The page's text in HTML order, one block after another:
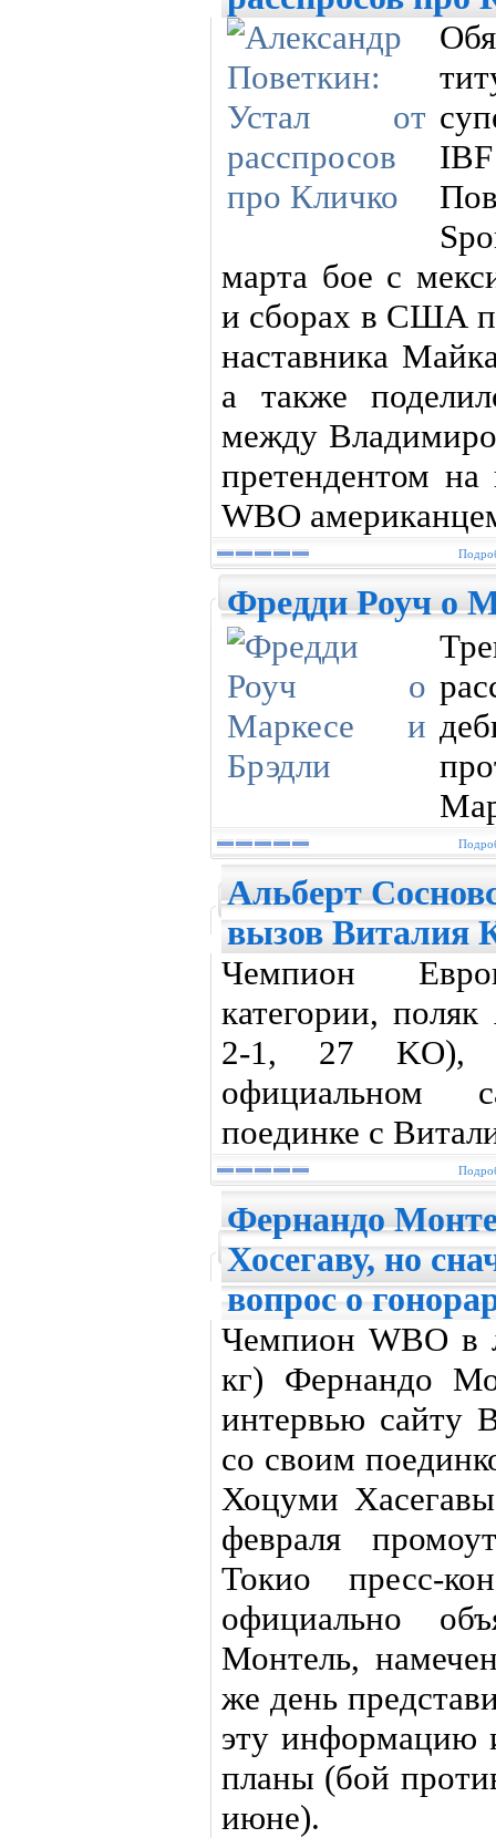
марта бое с
и сборах в США
наставника
а также
между
претендентом
WBO
Фредди Роуч о
Альберт
вызов Виталия
Чемпион
категории,
2-1, 27 KO),
официальном
поединке с
Фернандо
Хосегаву, но
вопрос о
Чемпион WBO в
кг) Фернандо
интервью сайту
со своим
Хоцуми
февраля
Токио пресс-
официально
Монтель,
же день
эту информацию
планы (бой
июне).